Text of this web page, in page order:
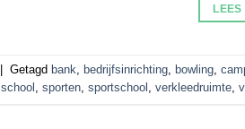
LEES
Getagd bank, bedrijfsinrichting, bowling,
school , sporten, sportschool , verkleedruimte,